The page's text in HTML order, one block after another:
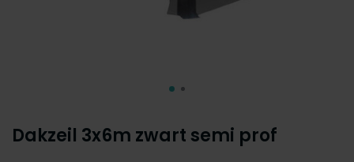
Dakzeil 3x6m zwart semi prof